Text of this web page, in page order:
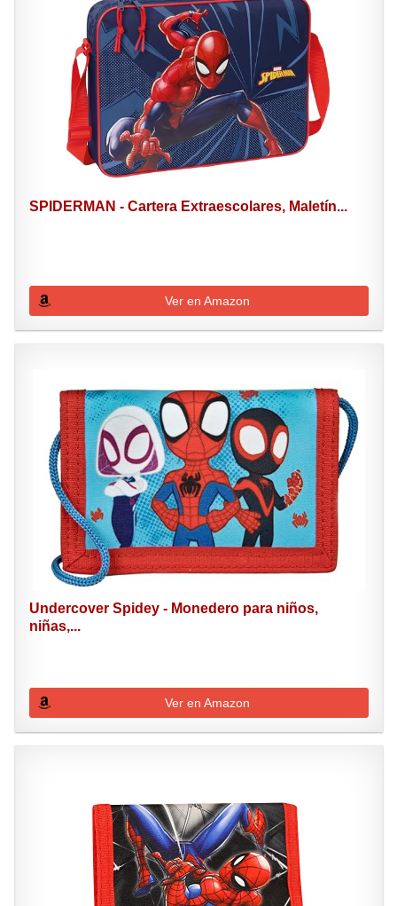
SPIDERMAN - Cartera Extraescolares, Maletín...
Ver en Amazon
Undercover Spidey - Monedero para niños,
niñas,...
Ver en Amazon